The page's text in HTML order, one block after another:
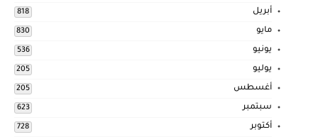
أبريل 818
مايو 830
يونيو 536
يوليو 205
أغسطس 205
سبتمبر 623
أكتوبر 728